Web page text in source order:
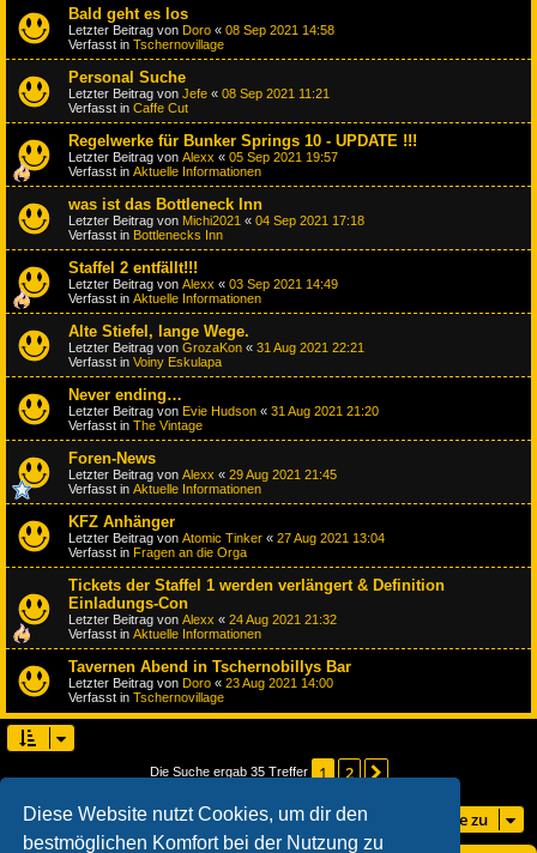
Diese Website nutzt Cookies, um dir den
bestmöglichen Komfort bei der Nutzung zu
Bald geht es los
Letzter Beitrag von Doro « 08 Sep 2021 14:58
Verfasst in Tschernovillage
Personal Suche
Letzter Beitrag von Jefe « 08 Sep 2021 11:21
Verfasst in Caffe Cut
Regelwerke für Bunker Springs 10 - UPDATE !!!
Letzter Beitrag von Alexx « 05 Sep 2021 19:57
Verfasst in Aktuelle Informationen
was ist das Bottleneck Inn
Letzter Beitrag von Michi2021 « 04 Sep 2021 17:18
Verfasst in Bottlenecks Inn
Staffel 2 entfällt!!!
Letzter Beitrag von Alexx « 03 Sep 2021 14:49
Verfasst in Aktuelle Informationen
Alte Stiefel, lange Wege.
Letzter Beitrag von GrozaKon « 31 Aug 2021 22:21
Verfasst in Voiny Eskulapa
Never ending…
Letzter Beitrag von Evie Hudson « 31 Aug 2021 21:20
Verfasst in The Vintage
Foren-News
Letzter Beitrag von Alexx « 29 Aug 2021 21:45
Verfasst in Aktuelle Informationen
KFZ Anhänger
Letzter Beitrag von Atomic Tinker « 27 Aug 2021 13:04
Verfasst in Fragen an die Orga
Tickets der Staffel 1 werden verlängert & Definition
Einladungs-Con
Letzter Beitrag von Alexx « 24 Aug 2021 21:32
Verfasst in Aktuelle Informationen
Tavernen Abend in Tschernobillys Bar
Letzter Beitrag von Doro « 23 Aug 2021 14:00
Verfasst in Tschernovillage
Die Suche ergab 35 Treffer 1 2 Nächste
Gehe zu